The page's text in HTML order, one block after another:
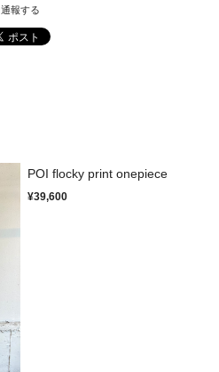
通報する
POI flocky print onepiece
¥39,600